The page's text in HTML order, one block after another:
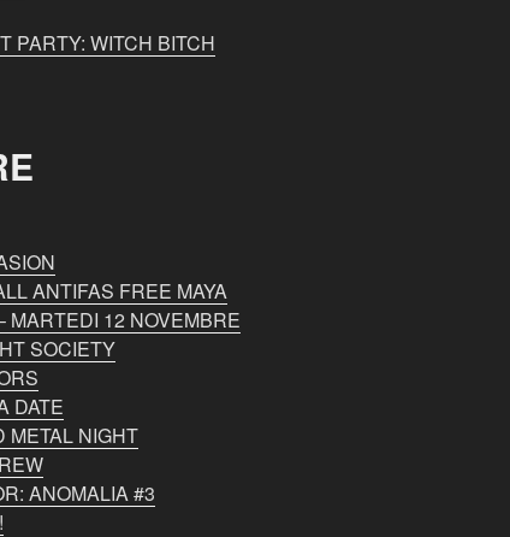
PARTY: WITCH BITCH
ANTIFAS FREE MAYA
MARTEDI 12 NOVEMBRE
SOCIETY
DATE
METAL NIGHT
ANOMALIA #3